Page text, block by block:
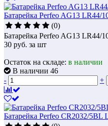
Батарейка Perfeo AG13 LR44/
(0)
Батарейка Perfeo AG13 LR44/
30 руб. за шт
Остаток на складе: в наличии
В наличии 46
-
+
Батарейка Perfeo CR2032/5BL